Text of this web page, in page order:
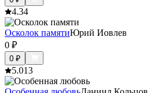
4.34
Осколок памятиЮрий Иовлев
0 ₽
0 ₽
5.013